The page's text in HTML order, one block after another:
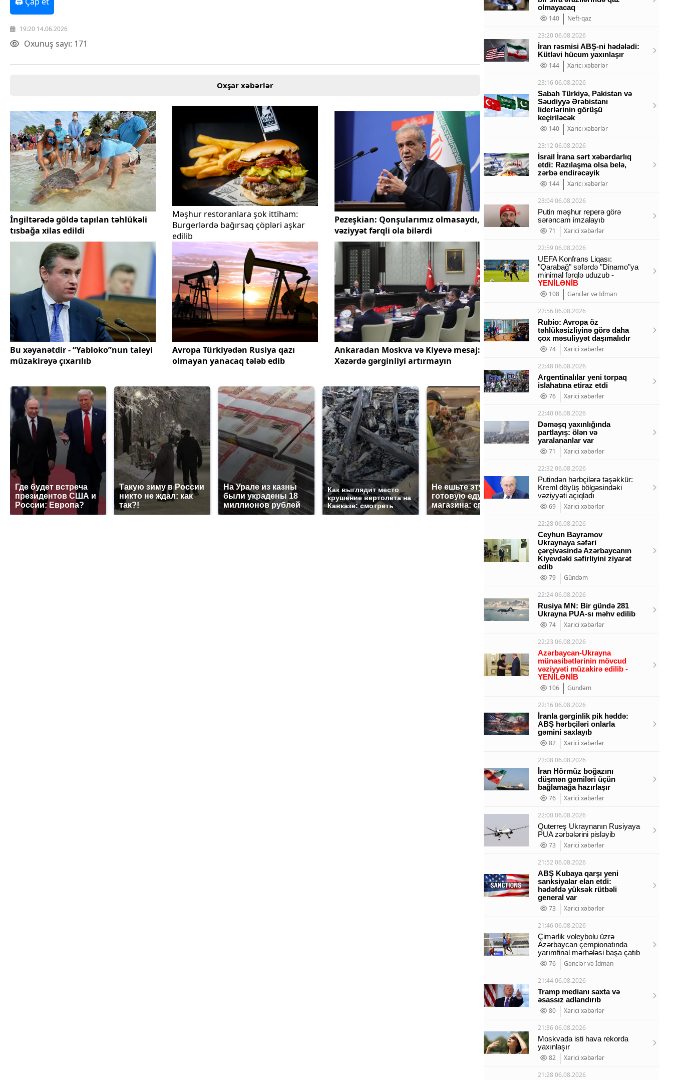
19:20 14.06.2026
Oxunuş sayı: 171
Oxşar xəbərlər
İngiltərədə göldə tapılan təhlükəli
tısbağa xilas edildi
Məşhur restoranlara şok ittiham:
Burgerlərdə bağırsaq çöpləri aşkar
edilib
Pezeşkian: Qonşularımız olmasaydı,
vəziyyət fərqli ola bilərdi
Bu xəyanətdir - “Yabloko”nun taleyi
müzakirəyə çıxarılıb
Avropa Türkiyədən Rusiya qazı
olmayan yanacaq tələb edib
Ankaradan Moskva və Kiyevə mesaj:
Xəzərdə gərginliyi artırmayın
Где будет встреча
президентов США и
России: Европа?
Такую зиму в России
никто не ждал: как
так?!
На Урале из казны
были украдены 18
миллионов рублей
Как выглядит место
крушение вертолета на
Кавказе: смотреть
Не ешьте эту
готовую еду из
магазина: список
В ОАЭ произошло
жестокое убийство
криптомиллионера
Все
olmayacaq
140
Neft-qaz
23:20 06.08.2026
İran rəsmisi ABŞ-ni hədələdi:
Kütləvi hücum yaxınlaşır
144
Xarici xəbərlər
23:16 06.08.2026
Sabah Türkiyə, Pakistan və
Səudiyyə Ərəbistanı
liderlərinin görüşü
keçiriləcək
140
Xarici xəbərlər
23:12 06.08.2026
İsrail İrana sərt xəbərdarlıq
etdi: Razılaşma olsa belə,
zərbə endirəcəyik
144
Xarici xəbərlər
23:04 06.08.2026
Putin məşhur reperə görə
sərəncam imzalayıb
71
Xarici xəbərlər
22:59 06.08.2026
UEFA Konfrans Liqası:
"Qarabağ" səfərdə "Dinamo"ya
minimal fərqlə uduzub -
YENİLƏNİB
108
Gənclər və İdman
22:56 06.08.2026
Rubio: Avropa öz
təhlükəsizliyinə görə daha
çox məsuliyyət daşımalıdır
74
Xarici xəbərlər
22:48 06.08.2026
Argentinalılar yeni torpaq
islahatına etiraz etdi
76
Xarici xəbərlər
22:40 06.08.2026
Dəməşq yaxınlığında
partlayış: ölən və
yaralananlar var
71
Xarici xəbərlər
22:32 06.08.2026
Putindən hərbçilərə təşəkkür:
Kreml döyüş bölgəsindəki
vəziyyəti açıqladı
69
Xarici xəbərlər
22:28 06.08.2026
Ceyhun Bayramov
Ukraynaya səfəri
çərçivəsində Azərbaycanın
Kiyevdəki səfirliyini ziyarət
edib
79
Gündəm
22:24 06.08.2026
Rusiya MN: Bir gündə 281
Ukrayna PUA-sı məhv edilib
74
Xarici xəbərlər
22:23 06.08.2026
Azərbaycan-Ukrayna
münasibətlərinin mövcud
vəziyyəti müzakirə edilib -
YENİLƏNİB
106
Gündəm
22:16 06.08.2026
İranla gərginlik pik həddə:
ABŞ hərbçiləri onlarla
gəmini saxlayıb
82
Xarici xəbərlər
22:08 06.08.2026
İran Hörmüz boğazını
düşmən gəmiləri üçün
bağlamağa hazırlaşır
76
Xarici xəbərlər
22:00 06.08.2026
Quterreş Ukraynanın Rusiyaya
PUA zərbələrini pisləyib
73
Xarici xəbərlər
21:52 06.08.2026
ABŞ Kubaya qarşı yeni
sanksiyalar elan etdi:
hədəfdə yüksək rütbəli
general var
73
Xarici xəbərlər
21:46 06.08.2026
Çimərlik voleybolu üzrə
Azərbaycan çempionatında
yarımfinal mərhələsi başa çatıb
76
Gənclər və İdman
21:44 06.08.2026
Tramp medianı saxta və
əsassız adlandırıb
80
Xarici xəbərlər
21:36 06.08.2026
Moskvada isti hava rekorda
yaxınlaşır
82
Xarici xəbərlər
21:28 06.08.2026